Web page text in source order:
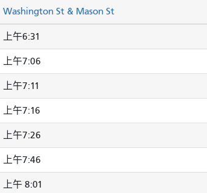
Washington St & Mason St
上午6:31
上午7:06
上午7:11
上午7:16
上午7:26
上午7:46
上午 8:01